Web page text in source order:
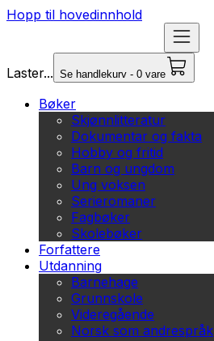
Hopp til hovedinnhold
Laster... Se handlekurv - 0 vare
Bøker
Skjønnlitteratur
Dokumentar og fakta
Hobby og fritid
Barn og ungdom
Ung voksen
Serieromaner
Fagbøker
Skolebøker
Forfattere
Utdanning
Barnehage
Grunnskole
Videregående
Norsk som andrespråk